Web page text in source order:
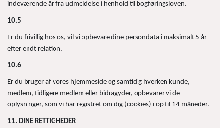
indeværende år fra udmeldelse i henhold til bogføringsloven.
10.5
Er du frivillig hos os, vil vi opbevare dine persondata i maksimalt 5 år
efter endt relation.
10.6
Er du bruger af vores hjemmeside og samtidig hverken kunde,
medlem, tidligere medlem eller bidragyder, opbevarer vi de
oplysninger, som vi har registret om dig (cookies) i op til 14 måneder.
11. DINE RETTIGHEDER